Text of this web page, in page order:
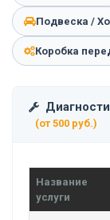
Подвеска /
Коробка
(от 500 руб.)
Название
услуги